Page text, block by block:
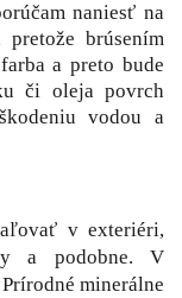
naniesť na
pretože brúsením
a preto bude
či oleja povrch
vodou a
v exteriéri,
a podobne. V
minerálne